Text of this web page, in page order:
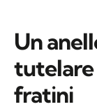
Un
tutelare
fratini